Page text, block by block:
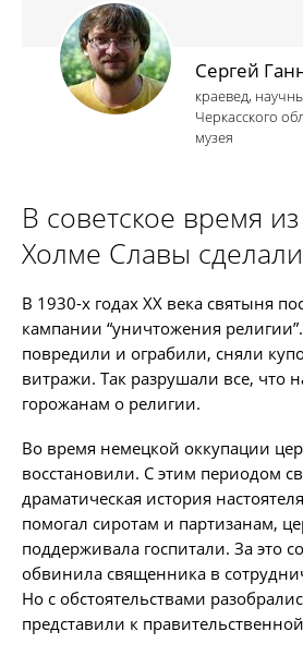
Сергей
краевед,
Черкасского
музея
В советское время
Холме Славы
В 1930-х годах ХХ века святыня
кампании “уничтожения
повредили и ограбили, сняли
витражи. Так разрушали все, что
горожанам о религии.
Во время немецкой оккупации
восстановили. С этим периодом
драматическая история
помогал сиротам и партизанам,
поддерживала госпитали. За это
обвинила священника в
Но с обстоятельствами
представили к